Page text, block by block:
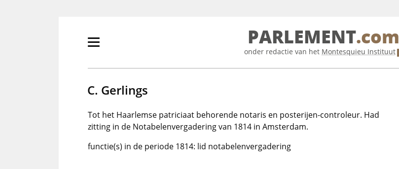
Primair
tonen/verbergen
PARLEMENT.com
onder redactie van het Montesquieu Instituut
C. Gerlings
Tot het Haarlemse patriciaat behorende notaris en posterijen-controleur. Had
zitting in de Notabelenvergadering van 1814 in Amsterdam.
functie(s) in de periode 1814: lid notabelenvergadering